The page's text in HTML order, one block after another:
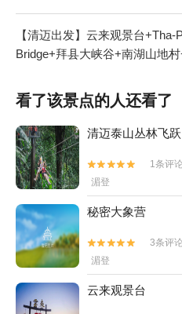
【清迈出发】云来观景台+Tha-
Bridge+拜县大峡谷+南湖山地
看了该景点的人还看了
清迈泰山丛林飞跃


1条评论
湄登
秘密大象营


3条评论
湄登
云来观景台